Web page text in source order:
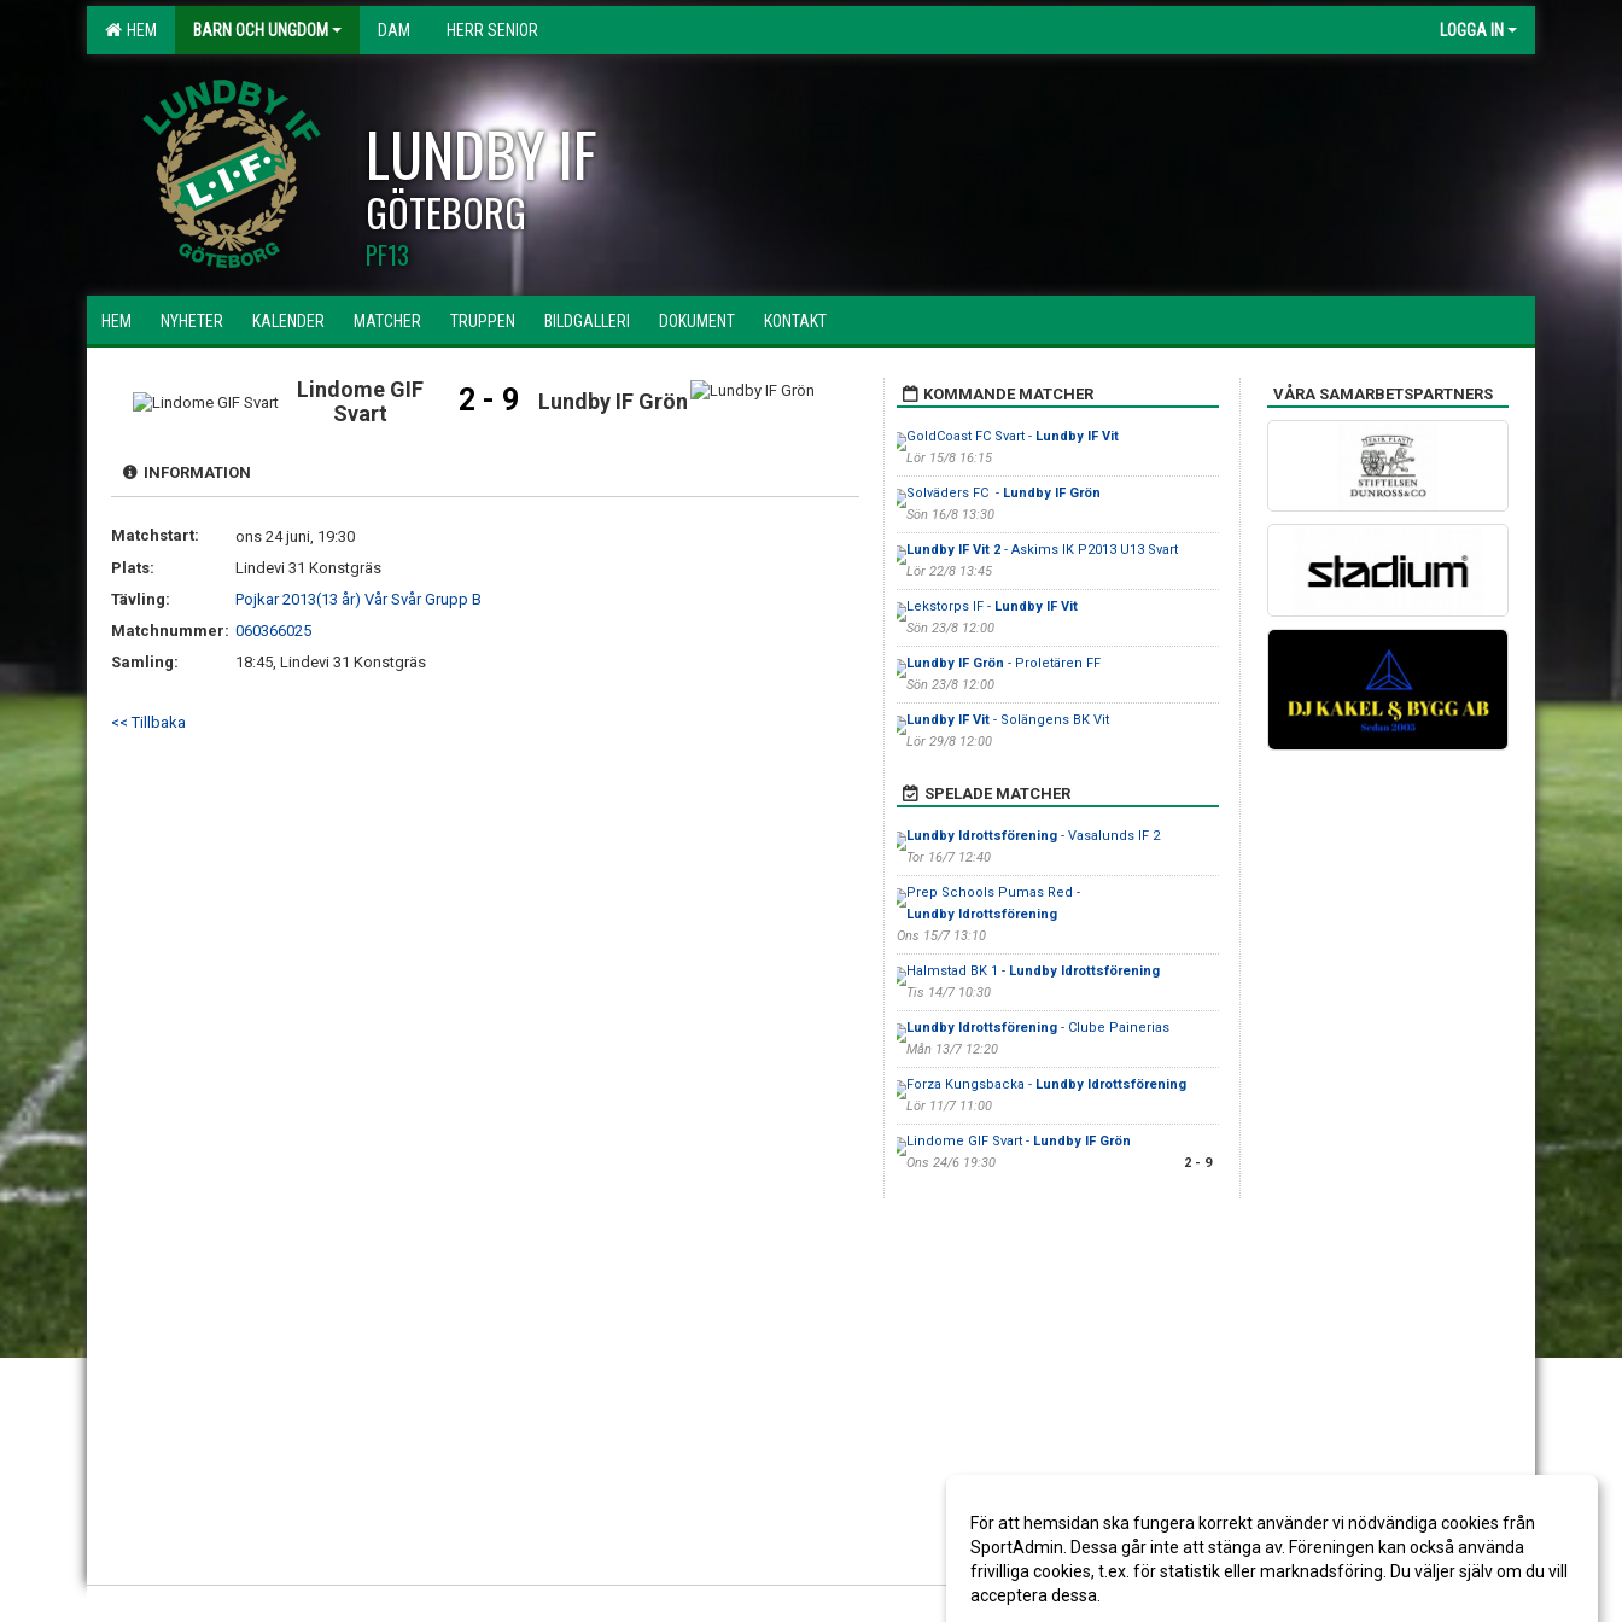
HEM BARN OCH UNGDOM DAM HERR SENIOR LOGGA IN
LUNDBY IF
GÖTEBORG
PF13
HEM NYHETER KALENDER MATCHER TRUPPEN BILDGALLERI DOKUMENT KONTAKT
Lindome GIF
Svart
2 - 9 Lundby IF Grön
INFORMATION
Matchstart:
ons 24 juni, 19:30
Plats:
Lindevi 31 Konstgräs
Tävling:
Pojkar 2013(13 år) Vår Svår Grupp B
Matchnummer: 060366025
Samling:
18:45, Lindevi 31 Konstgräs
<< Tillbaka
KOMMANDE MATCHER
GoldCoast FC Svart - Lundby IF Vit
Lör 15/8 16:15
Solväders FC - Lundby IF Grön
Sön 16/8 13:30
Lundby IF Vit 2- Askims IK P2013 U13 Svart
Lör 22/8 13:45
Lekstorps IF - Lundby IF Vit
Sön 23/8 12:00
Lundby IF Grön - Proletären FF
Sön 23/8 12:00
Lundby IF Vit- Solängens BK Vit
Lör 29/8 12:00
SPELADE MATCHER
Lundby Idrottsförening- Vasalunds IF 2
Tor 16/7 12:40
Prep Schools Pumas Red -
Lundby Idrottsförening
Ons 15/7 13:10
Halmstad BK 1 - Lundby Idrottsförening
Tis 14/7 10:30
Lundby Idrottsförening- Clube Painerias
Mån 13/7 12:20
Forza Kungsbacka - Lundby Idrottsförening
Lör 11/7 11:00
Lindome GIF Svart - Lundby IF Grön
Ons 24/6 19:30
2 - 9
VÅRA SAMARBETSPARTNERS
För att hemsidan ska fungera korrekt använder vi nödvändiga cookies från
SportAdmin. Dessa går inte att stänga av. Föreningen kan också använda
frivilliga cookies, t.ex. för statistik eller marknadsföring. Du väljer själv om du vill
acceptera dessa.